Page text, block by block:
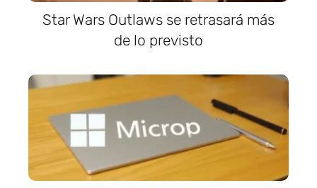
Star Wars Outlaws se retrasará más
de lo previsto